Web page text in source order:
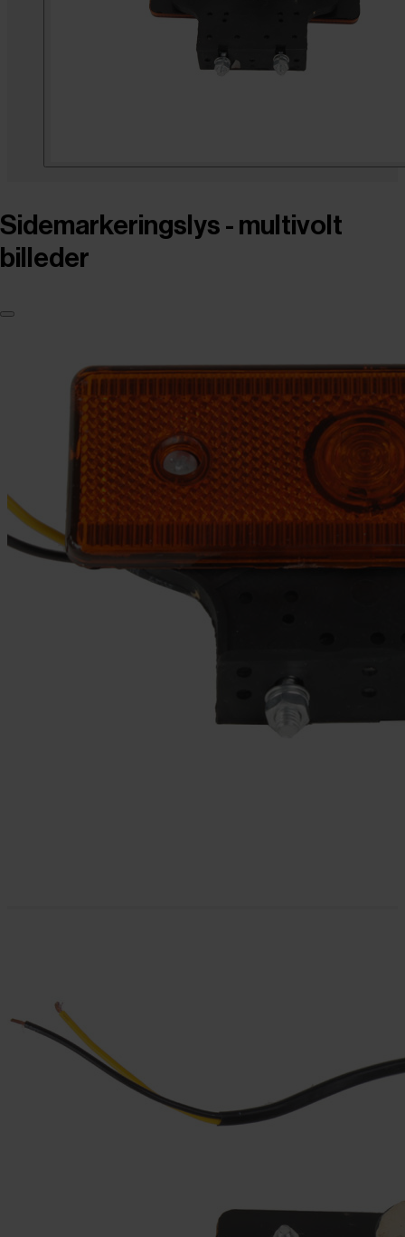
Sidemarkeringslys - multivolt
billeder